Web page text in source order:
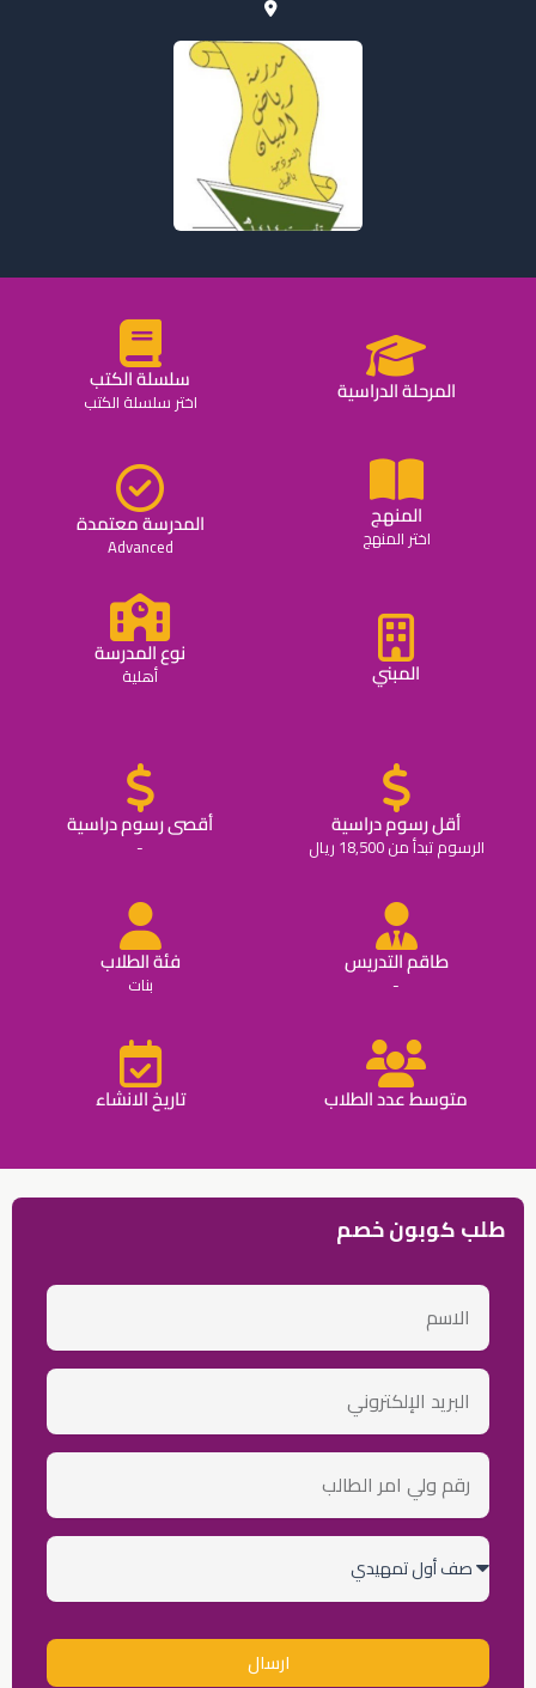
المرحلة الدراسية سلسلة الكتب
اختر سلسلة الكتب
المنهج
اختر المنهج المدرسة معتمدة
Advanced
المبني
نوع المدرسة
أهلية
أقل رسوم دراسية
الرسوم تبدأ من 18,500 ريال
أقصى رسوم دراسية
-
طاقم التدريس
-
فئة الطلاب
بنات
متوسط عدد الطلاب تاريخ الانشاء
طلب كوبون خصم
الاسم
email
رقم
ولي
أمر
الطالب
الصف
الدراسي
ارسال